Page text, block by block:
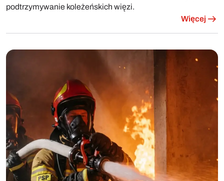
podtrzymywanie koleżeńskich więzi.
Więcej